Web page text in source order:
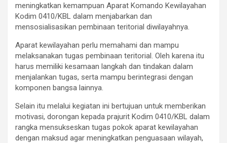
meningkatkan kemampuan Aparat Komando Kewilayahan
Kodim 0410/KBL dalam menjabarkan dan
mensosialisasikan pembinaan teritorial diwilayahnya.
Aparat kewilayahan perlu memahami dan mampu
melaksanakan tugas pembinaan teritorial. Oleh karena itu
harus memiliki kesamaan langkah dan tindakan dalam
menjalankan tugas, serta mampu berintegrasi dengan
komponen bangsa lainnya.
Selain itu melalui kegiatan ini bertujuan untuk memberikan
motivasi, dorongan kepada prajurit Kodim 0410/KBL dalam
rangka mensukseskan tugas pokok aparat kewilayahan
dengan maksud agar meningkatkan penguasaan wilayah,